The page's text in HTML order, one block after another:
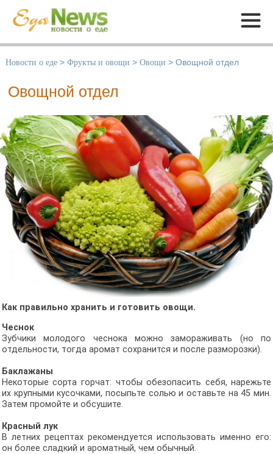
Меню
Новости о еде > Фрукты и овощи > Овощи > Овощной отдел
Овощной отдел
Как правильно хранить и готовить овощи.
Чеснок
Зубчики молодого чеснока можно замораживать (но по
отдельности, тогда аромат сохранится и после разморозки).
Баклажаны
Некоторые сорта горчат: чтобы обезопасить себя, нарежьте
их крупными кусочками, посыпьте солью и оставьте на 45 мин.
Затем промойте и обсушите.
Красный лук
В летних рецептах рекомендуется использовать именно его:
он более сладкий и ароматный, чем обычный.